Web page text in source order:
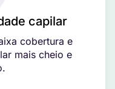
capilar
cobertura e
mais cheio e